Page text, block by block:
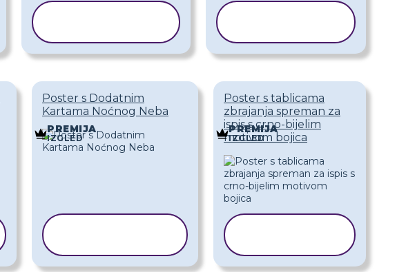
Poster s Dodatnim
Kartama Noćnog Neba
PREMIJA
IZGLED
Poster s tablicama
zbrajanja spreman za
ispis s crno-bijelim
motivom bojica
PREMIJA
IZGLED